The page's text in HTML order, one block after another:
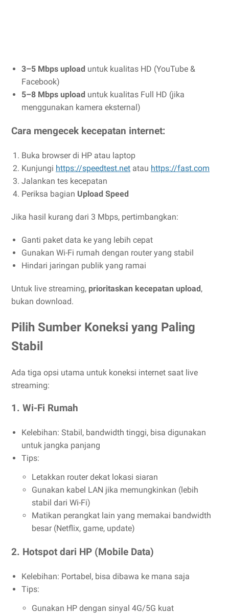
3–5 Mbps upload untuk kualitas HD (YouTube &
Facebook)
5–8 Mbps upload untuk kualitas Full HD (jika
menggunakan kamera eksternal)
Cara mengecek kecepatan internet:
Buka browser di HP atau laptop
Kunjungi https://speedtest.net atau https://fast.com
Jalankan tes kecepatan
Periksa bagian Upload Speed
Jika hasil kurang dari 3 Mbps, pertimbangkan:
Ganti paket data ke yang lebih cepat
Gunakan Wi-Fi rumah dengan router yang stabil
Hindari jaringan publik yang ramai
Untuk live streaming, prioritaskan kecepatan upload,
bukan download.
Pilih Sumber Koneksi yang Paling
Stabil
Ada tiga opsi utama untuk koneksi internet saat live
streaming:
1. Wi-Fi Rumah
Kelebihan: Stabil, bandwidth tinggi, bisa digunakan
untuk jangka panjang
Tips:
Letakkan router dekat lokasi siaran
Gunakan kabel LAN jika memungkinkan (lebih
stabil dari Wi-Fi)
Matikan perangkat lain yang memakai bandwidth
besar (Netflix, game, update)
2. Hotspot dari HP (Mobile Data)
Kelebihan: Portabel, bisa dibawa ke mana saja
Tips:
Gunakan HP dengan sinyal 4G/5G kuat